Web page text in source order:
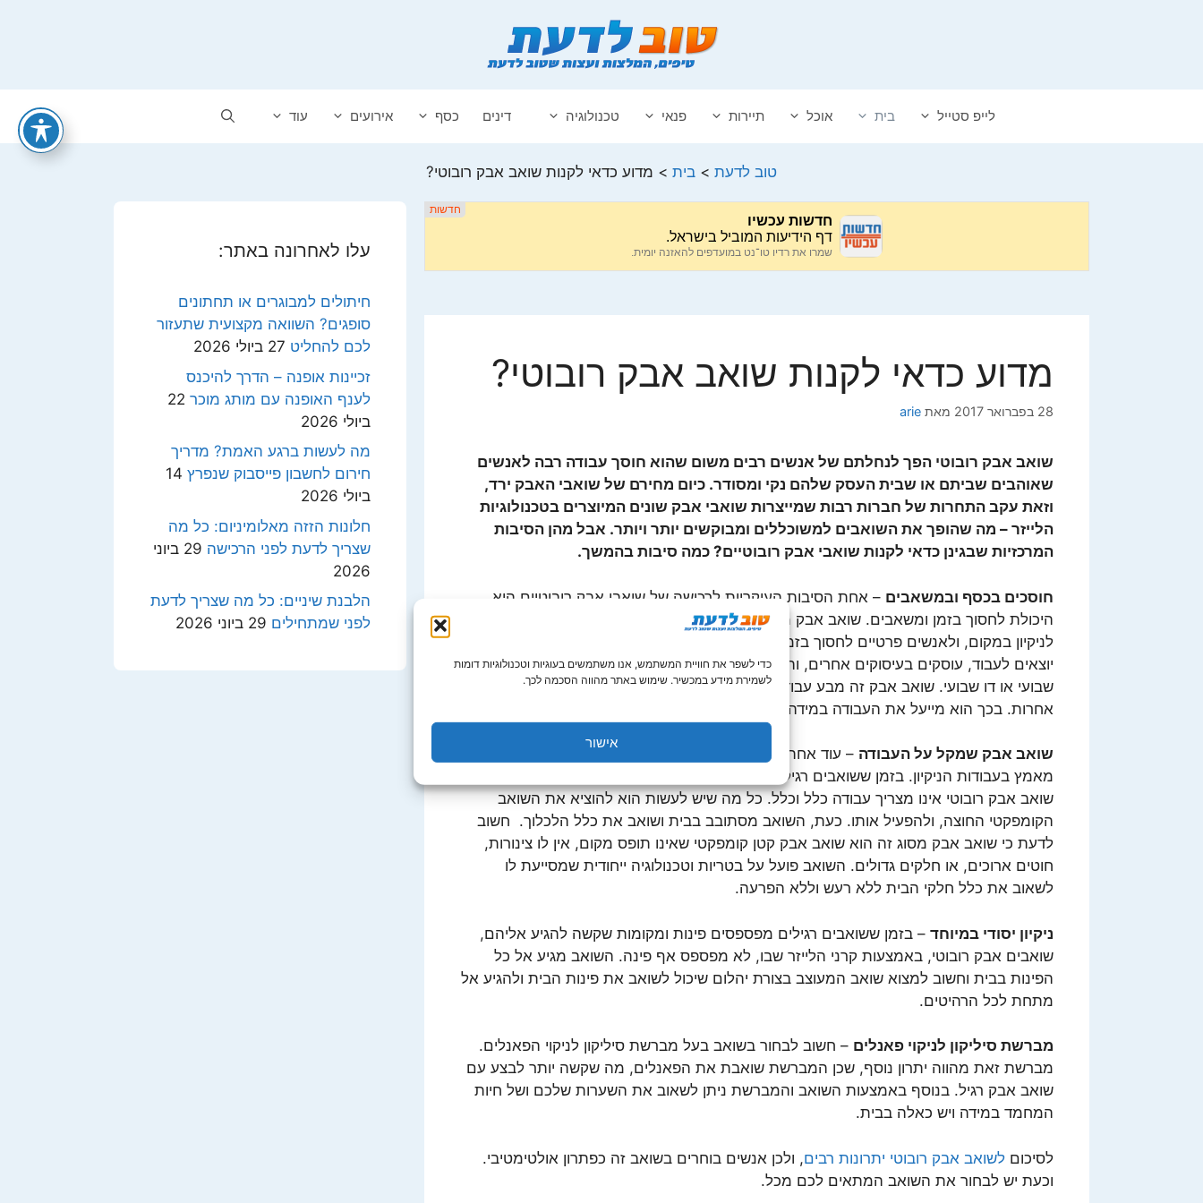
כדי לשפר את חוויית המשתמש, אנו משתמשים בעוגיות וטכנולוגיות דומות
לשמירת מידע במכשיר. שימוש באתר מהווה הסכמה לכך.
אישור
לייפ סטייל בית אוכל תיירות פנאי טכנולוגיה דינים כסף אירועים עוד
טוב לדעת > בית > מדוע כדאי לקנות שואב אבק רובוטי?
מדוע כדאי לקנות שואב אבק רובוטי?
28 בפברואר 2017 מאת arie
שואב אבק רובוטי הפך לנחלתם של אנשים רבים משום שהוא חוסך עבודה רבה לאנשים
שאוהבים שביתם או שבית העסק שלהם נקי ומסודר. כיום מחירם של שואבי האבק ירד,
וזאת עקב התחרות של חברות רבות שמייצרות שואבי אבק שונים המיוצרים בטכנולוגיות
הלייזר – מה שהופך את השואבים למשוכללים ומבוקשים יותר ויותר. אבל מהן הסיבות
המרכזיות שבגינן כדאי לקנות שואבי אבק רובוטיים? כמה סיבות בהמשך.
חוסכים בכסף ובמשאבים – אחת הסיבות העיקריות לרכישה של שואבי אבק רובוטיים היא
היכולת לחסוך בזמן ומשאבים. שואב אבק מסוג זה עוזר לעסקים לחסוך במשאבים בכל הנוגע
לניקיון במקום, ולאנשים פרטיים לחסוך בזמן.
יוצאים לעבוד, עוסקים בעיסוקים אחרים, והוא משמש אנשים רבים כתחליף למנקה על בסיס
שבועי או דו שבועי. שואב אבק זה מבע עבודת ניקיון יסודי והוא עוזר לנו לפנות זמן לפעולות ניקיון
אחרות. בכך הוא מייעל את העבודה במידה רבה.
שואב אבק שמקל על העבודה – עוד אחת מהסיבות לרכישת שואב אבק רובוטי היא הקלה על
מאמץ בעבודות הניקיון. בזמן ששואבים רגילים הינם כבדים, מסורבלים ו'שוברים את הגב' –
שואב אבק רובוטי אינו מצריך עבודה כלל וכלל. כל מה שיש לעשות הוא להוציא את השואב
הקומפקטי החוצה, ולהפעיל אותו. כעת, השואב מסתובב בבית ושואב את כלל הלכלוך. חשוב
לדעת כי שואב אבק מסוג זה הוא שואב אבק קטן קומפקטי שאינו תופס מקום, אין לו צינורות,
חוטים ארוכים, או חלקים גדולים. השואב פועל על בטריות וטכנולוגיה ייחודית שמסייעת לו
לשאוב את כלל חלקי הבית ללא רעש וללא הפרעה.
ניקיון יסודי במיוחד – בזמן ששואבים רגילים מפספסים פינות ומקומות שקשה להגיע אליהם,
שואבים אבק רובוטי, באמצעות קרני הלייזר שבו, לא מפספס אף פינה. השואב מגיע אל כל
הפינות בבית וחשוב למצוא שואב המעוצב בצורת יהלום שיכול לשואב את פינות הבית ולהגיע אל
מתחת לכל הרהיטים.
מברשת סיליקון לניקוי פאנלים – חשוב לבחור בשואב בעל מברשת סיליקון לניקוי הפאנלים.
מברשת זאת מהווה יתרון נוסף, שכן המברשת שואבת את הפאנלים, מה שקשה יותר לבצע עם
שואב אבק רגיל. בנוסף באמצעות השואב והמברשת ניתן לשאוב את השערות שלכם ושל חיות
המחמד במידה ויש כאלה בבית.
לסיכום לשואב אבק רובוטי יתרונות רבים, ולכן אנשים בוחרים בשואב זה כפתרון אולטימטיבי.
וכעת יש לבחור את השואב המתאים לכם מכל.
עלו לאחרונה באתר:
חיתולים למבוגרים או תחתונים
סופגים? השוואה מקצועית שתעזור
לכם להחליט 27 ביולי 2026
זכיינות אופנה – הדרך להיכנס
לענף האופנה עם מותג מוכר 22
ביולי 2026
מה לעשות ברגע האמת? מדריך
חירום לחשבון פייסבוק שנפרץ 14
ביולי 2026
חלונות הזזה מאלומיניום: כל מה
שצריך לדעת לפני הרכישה
29 ביוני
2026
הלבנת שיניים: כל מה שצריך לדעת
לפני שמתחילים 29 ביוני 2026